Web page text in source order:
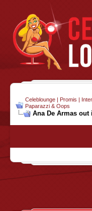
Celeblounge | Promis |
Paparazzi & Oops
Ana De Armas out